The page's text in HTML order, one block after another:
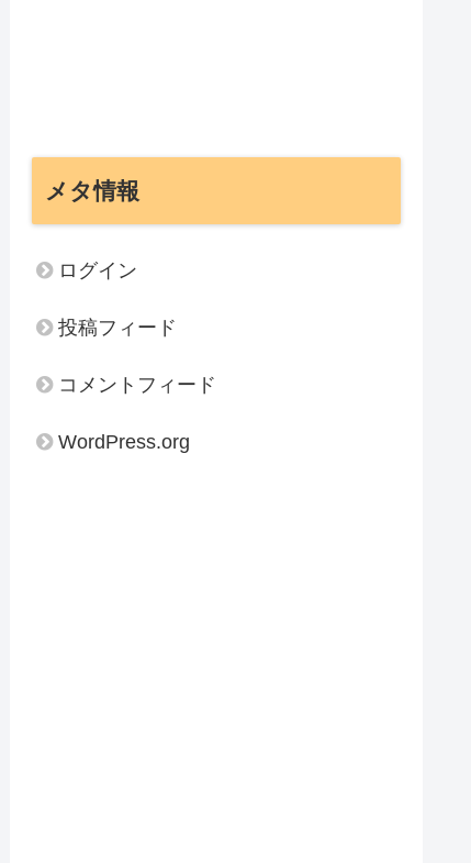
メタ情報
ログイン
投稿フィード
コメントフィード
WordPress.org